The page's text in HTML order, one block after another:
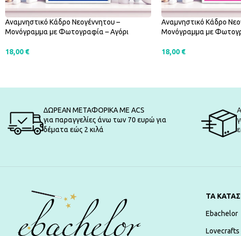
Αναμνηστικό Κάδρο Νεογέννητου –
Μονόγραμμα με Φωτογραφία – Αγόρι
18,00 €
Αναμνηστικό Κάδρο
Μονόγραμμα με
18,00 €
ΔΩΡΕΑΝ ΜΕΤΑΦΟΡΙΚΑ ΜΕ ACS
για παραγγελίες άνω των 70 ευρώ για
δέματα εώς 2 κιλά
ΤΑ
Ebachelor
Lovecrafts